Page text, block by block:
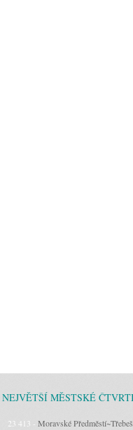
NEJVĚTŠÍ MĚSTSKÉ
23 413 - Moravské Předměstí~Třebeš